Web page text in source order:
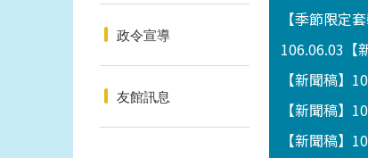
政令宣導
友館訊息
【季節限定
106.06.03【
【新聞稿】
【新聞稿】
【新聞稿】